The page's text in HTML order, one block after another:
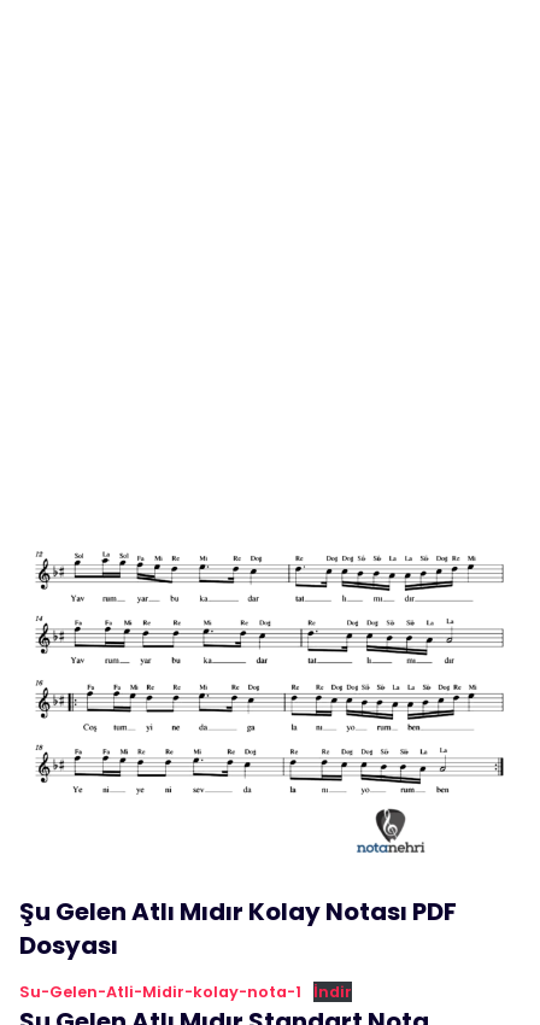
Şu Gelen Atlı Mıdır Kolay Notası PDF
Dosyası
Su-Gelen-Atli-Midir-kolay-nota-1 İndir